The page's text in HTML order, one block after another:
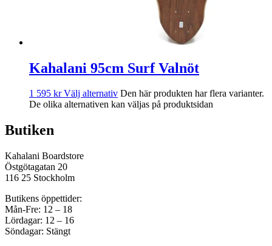
Kahalani 95cm Surf Valnöt
1 595 kr Välj alternativ Den här produkten har flera varianter.
De olika alternativen kan väljas på produktsidan
Butiken
Kahalani Boardstore
Östgötagatan 20
116 25 Stockholm
Butikens öppettider:
Mån-Fre: 12 – 18
Lördagar: 12 – 16
Söndagar: Stängt